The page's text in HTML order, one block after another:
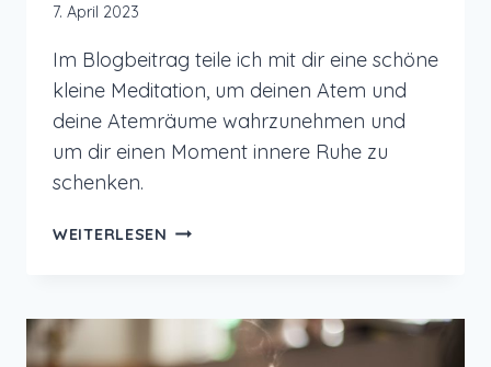
7. April 2023
Im Blogbeitrag teile ich mit dir eine schöne
kleine Meditation, um deinen Atem und
deine Atemräume wahrzunehmen und
um dir einen Moment innere Ruhe zu
schenken.
WEITERLESEN MEDITATION:
INNERE